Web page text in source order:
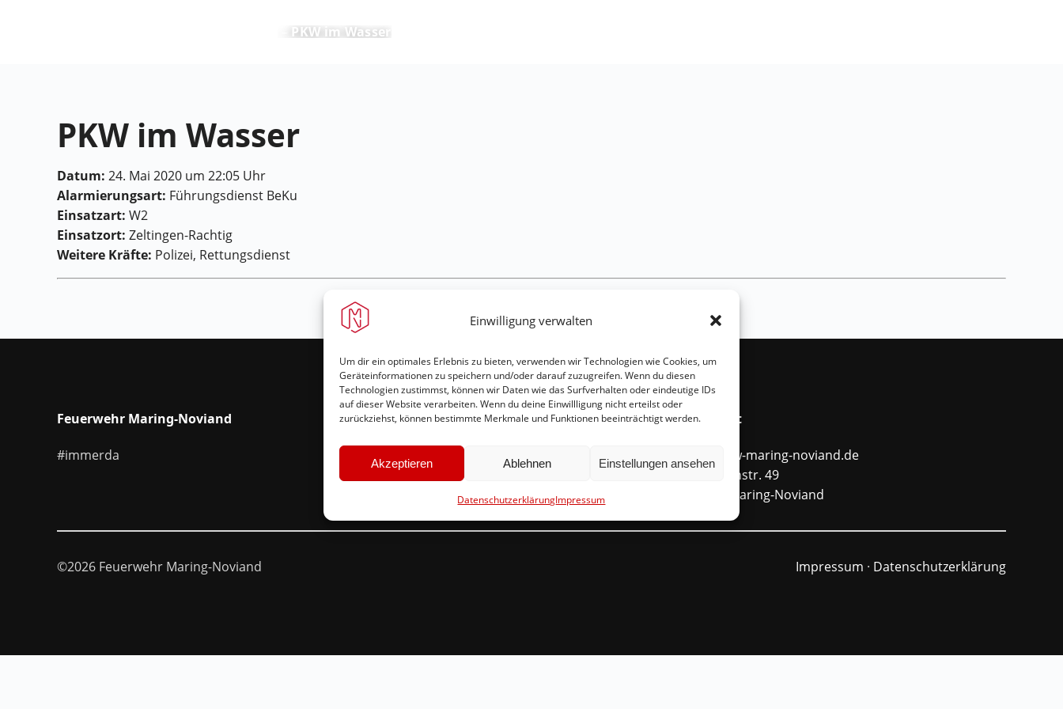
Einwilligung verwalten
Um dir ein optimales Erlebnis zu bieten, verwenden wir Technologien wie Cookies, um
Geräteinformationen zu speichern und/oder darauf zuzugreifen. Wenn du diesen
Technologien zustimmst, können wir Daten wie das Surfverhalten oder eindeutige IDs
auf dieser Website verarbeiten. Wenn du deine Einwillligung nicht erteilst oder
zurückziehst, können bestimmte Merkmale und Funktionen beeinträchtigt werden.
Akzeptieren Ablehnen Einstellungen ansehen
DatenschutzerklärungImpressum
PKW im Wasser
PKW im Wasser
Datum: 24. Mai 2020 um 22:05 Uhr
Alarmierungsart: Führungsdienst BeKu
Einsatzart: W2
Einsatzort: Zeltingen-Rachtig
Weitere Kräfte: Polizei, Rettungsdienst
Feuerwehr Maring-Noviand
#immerda
Schnellinks
Instagram
Facebook
Mitglied werden
Kontakt
info@ffw-maring-noviand.de
Brunnenstr. 49
54484 Maring-Noviand
©2026 Feuerwehr Maring-Noviand Impressum · Datenschutzerklärung